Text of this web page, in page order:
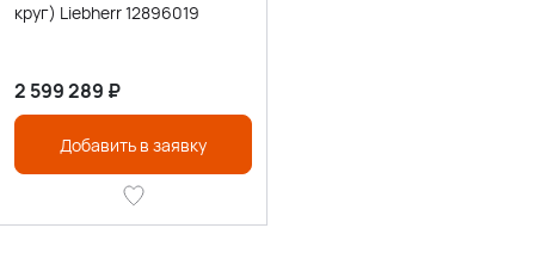
круг) Liebherr 12896019
2 599 289 ₽
Добавить в заявку